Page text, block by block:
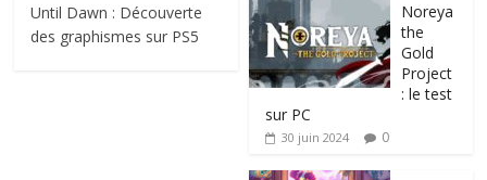
Until Dawn : Découverte
des graphismes sur PS5
Noreya
the
Gold
Project
: le test
sur PC
30 juin 2024 0